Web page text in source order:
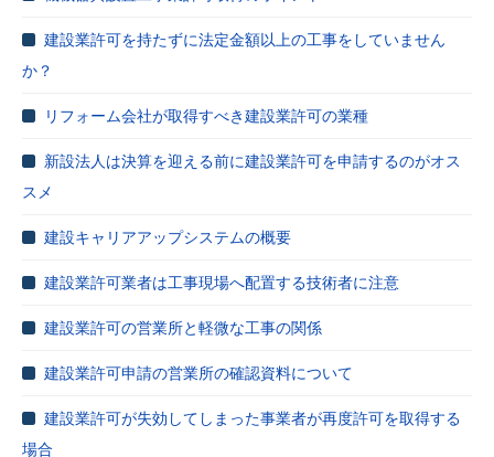
建設業許可を持たずに法定金額以上の工事をしていません
か？
リフォーム会社が取得すべき建設業許可の業種
新設法人は決算を迎える前に建設業許可を申請するのがオス
スメ
建設キャリアアップシステムの概要
建設業許可業者は工事現場へ配置する技術者に注意
建設業許可の営業所と軽微な工事の関係
建設業許可申請の営業所の確認資料について
建設業許可が失効してしまった事業者が再度許可を取得する
場合